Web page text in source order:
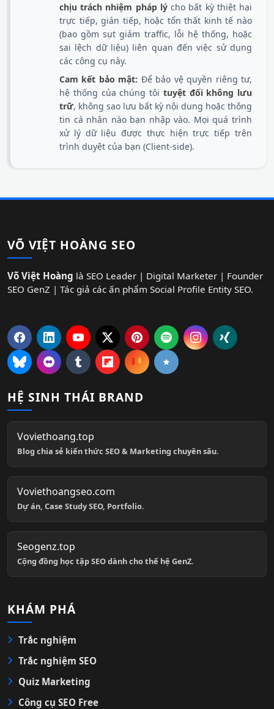
chịu trách nhiệm pháp lýcho bất kỳ thiệt hại
trực tiếp, gián tiếp, hoặc tổn thất kinh tế nào
(bao gồm sụt giảm traffic, lỗi hệ thống, hoặc
sai lệch dữ liệu) liên quan đến việc sử dụng
các công cụ này.
Cam kết bảo mật: Để bảo vệ quyền riêng tư,
hệ thống của chúng tôi tuyệt đối không lưu
trữ, không sao lưu bất kỳ nội dung hoặc thông
tin cá nhân nào bạn nhập vào. Mọi quá trình
xử lý dữ liệu được thực hiện trực tiếp trên
trình duyệt của bạn (Client-side).
VÕ VIỆT HOÀNG SEO
Võ Việt Hoàng là SEO Leader | Digital Marketer | Founder
SEO GenZ | Tác giả các ấn phẩm Social Profile Entity SEO.
HỆ SINH THÁI BRAND
Voviethoang.top
Blog chia sẻ kiến thức SEO & Marketing chuyên sâu.
Voviethoangseo.com
Dự án, Case Study SEO, Portfolio.
Seogenz.top
Cộng đồng học tập SEO dành cho thế hệ GenZ.
KHÁM PHÁ
Trắc nghiệm
Trắc nghiệm SEO
Quiz Marketing
Công cụ SEO Free